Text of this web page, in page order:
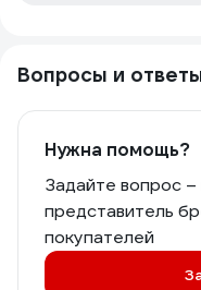
Вопросы и
Нужна помощь?
Задайте вопрос
представитель
покупателей